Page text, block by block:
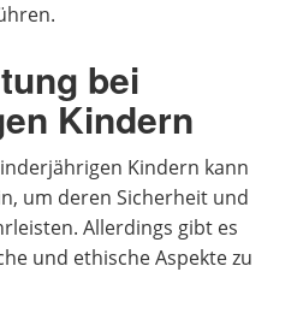
bei
Kindern
Kindern kann
um deren Sicherheit und
Allerdings gibt es
und ethische Aspekte zu